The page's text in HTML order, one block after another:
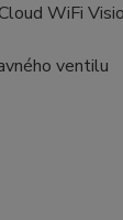
WiFi
ventilu